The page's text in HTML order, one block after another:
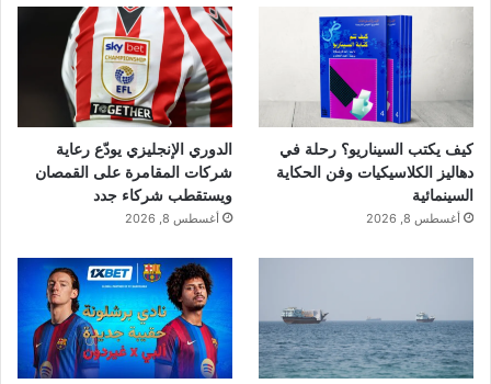
كيف يكتب السيناريو؟ رحلة في
دهاليز الكلاسيكيات وفن الحكاية
السينمائية
أغسطس 8, 2026
الدوري الإنجليزي يودّع رعاية
شركات المقامرة على القمصان
ويستقطب شركاء جدد
أغسطس 8, 2026